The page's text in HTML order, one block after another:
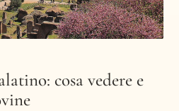
cosa vedere e